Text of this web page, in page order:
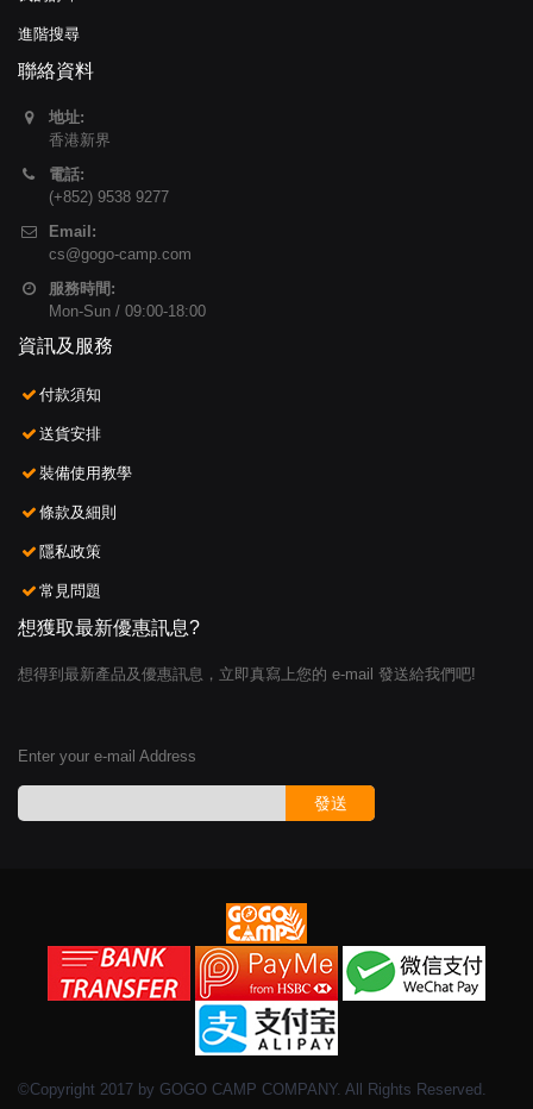
進階搜尋
聯絡資料
地址:
香港新界
電話:
(+852) 9538 9277
Email:
cs@gogo-camp.com
服務時間:
Mon-Sun / 09:00-18:00
資訊及服務
付款須知
送貨安排
裝備使用教學
條款及細則
隱私政策
常見問題
想獲取最新優惠訊息?
想得到最新產品及優惠訊息，立即真寫上您的 e-mail 發送給我們吧!
Enter your e-mail Address
發送
©Copyright 2017 by GOGO CAMP COMPANY. All Rights Reserved.